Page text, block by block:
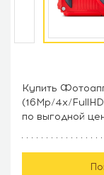
Купить
(16Mp/4x/
по выгодной